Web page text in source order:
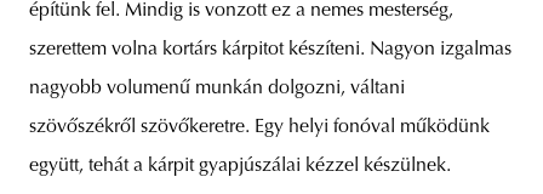
építünk fel. Mindig is vonzott ez a nemes mesterség,
szerettem volna kortárs kárpitot készíteni. Nagyon izgalmas
nagyobb volumenű munkán dolgozni, váltani
szövőszékről szövőkeretre. Egy helyi fonóval működünk
együtt, tehát a kárpit gyapjúszálai kézzel készülnek.